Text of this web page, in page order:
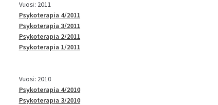
Vuosi: 2011
Psykoterapia 4/2011
Psykoterapia 3/2011
Psykoterapia 2/2011
Psykoterapia 1/2011
Vuosi: 2010
Psykoterapia 4/2010
Psykoterapia 3/2010